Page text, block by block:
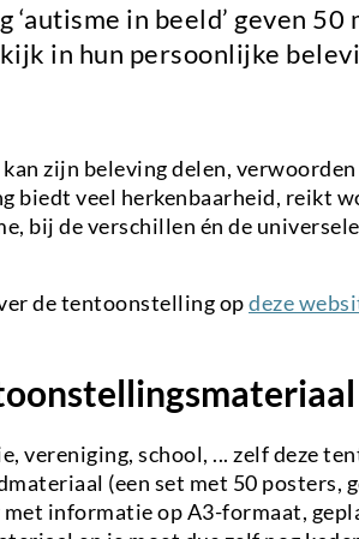
in beeld’ geven 50
in hun persoonlijke
zijn beleving delen,
biedt veel herkenbaarheid, reikt
bij de verschillen én de
de tentoonstelling opdeze
vereniging, school, ... zelf deze
(een set met 50 posters,
informatie op A3-formaat,